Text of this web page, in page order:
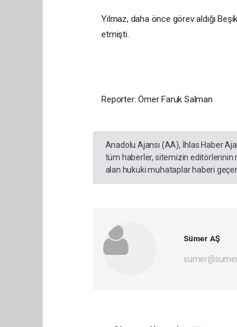
Yılmaz, daha önce görev aldığı
etmişti.
Reporter: Ömer Faruk Salman
Anadolu Ajansı (AA), İhlas Haber
tüm haberler, sitemizin editörlerinin
alan hukuki muhataplar haberi
Sümer AŞ